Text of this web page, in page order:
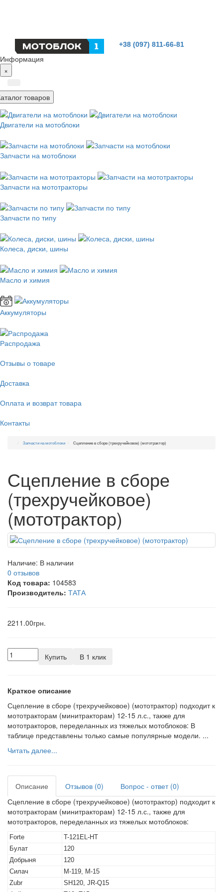
+38 (097) 811-66-81
Информация
×
товаров
Двигатели на мотоблоки
Запчасти на мотоблоки
Запчасти на мототракторы
Запчасти по типу
Колеса, диски, шины
Масло и химия
Аккумуляторы
Распродажа
Отзывы о товаре
Доставка
Оплата и возврат товара
Контакты
Запчасти на мотоблоки Сцепление в сборе (трехручейковое) (мототрактор)
Сцепление в сборе
(трехручейковое)
(мототрактор)
Наличие: В наличии
0 отзывов
Код товара: 104583
Производитель: ТАТА
2211.00грн.
Купить В 1 клик
Краткое описание
Сцепление в сборе (трехручейковое) (мототрактор) подходит к
мототракторам (минитракторам) 12-15 л.с., также для
мототракторов, переделанных из тяжелых мотоблоков: В
таблице представлены только самые популярные модели. ...
Читать далее...
Описание Отзывов (0)
Вопрос - ответ (0)
Сцепление в сборе (трехручейковое) (мототрактор) подходит к
мототракторам (минитракторам) 12-15 л.с., также для
мототракторов, переделанных из тяжелых мотоблоков:
Forte
T-121EL-HT
Булат
120
Добрыня
120
Силач
М-119, М-15
Zubr
SH120, JR-Q15